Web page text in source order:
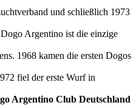
und schließlich 1973
Argentino ist die einzige
1968 kamen die ersten Dogos
fiel der erste Wurf in
Argentino Club Deutschland